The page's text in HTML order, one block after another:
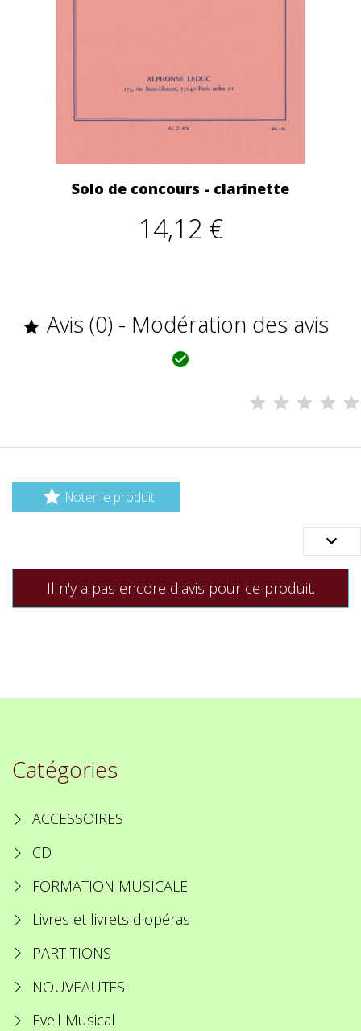
Solo de concours - clarinette
14,12 €
 Avis (0) - Modération des avis

 Noter le produit

Il n'y a pas encore d'avis pour ce produit.
Catégories
ACCESSOIRES
CD
FORMATION MUSICALE
Livres et livrets d'opéras
PARTITIONS
NOUVEAUTES
Eveil Musical